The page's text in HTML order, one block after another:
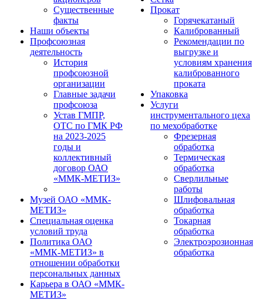
Существенные
факты
Наши объекты
Профсоюзная
деятельность
История
профсоюзной
организации
Главные задачи
профсоюза
Устав ГМПР,
ОТС по ГМК РФ
на 2023-2025
годы и
коллективный
договор ОАО
«ММК-МЕТИЗ»
Музей ОАО «ММК-
МЕТИЗ»
Специальная оценка
условий труда
Политика ОАО
«ММК-МЕТИЗ» в
отношении обработки
персональных данных
Карьера в ОАО «ММК-
МЕТИЗ»
Прокат
Горячекатаный
Калиброванный
Рекомендации по
выгрузке и
условиям хранения
калиброванного
проката
Упаковка
Услуги
инструментального цеха
по мехобработке
Фрезерная
обработка
Термическая
обработка
Сверлильные
работы
Шлифовальная
обработка
Токарная
обработка
Электроэрозионная
обработка